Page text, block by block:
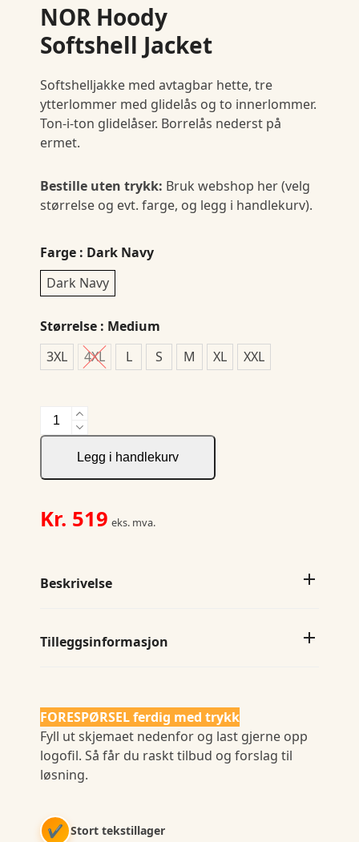
NOR Hoody
Softshell Jacket
Softshelljakke med avtagbar hette, tre
ytterlommer med glidelås og to innerlommer.
Ton-i-ton glidelåser. Borrelås nederst på
ermet.
Bestille uten trykk: Bruk webshop her (velg
størrelse og evt. farge, og legg i handlekurv).
Farge : Dark Navy
Dark Navy
Størrelse : Medium
3XL
4XL L S M XL XXL
NOR
Hoody
Softshell
Jacket
Legg i handlekurv
Kr. 519 eks. mva.
Beskrivelse
Tilleggsinformasjon
FORESPØRSEL ferdig med trykk
Fyll ut skjemaet nedenfor og last gjerne opp
logofil. Så får du raskt tilbud og forslag til
løsning.
✔ Stort tekstillager